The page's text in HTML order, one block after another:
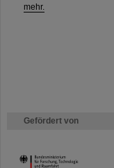
mehr.
Gefördert von
HMWK